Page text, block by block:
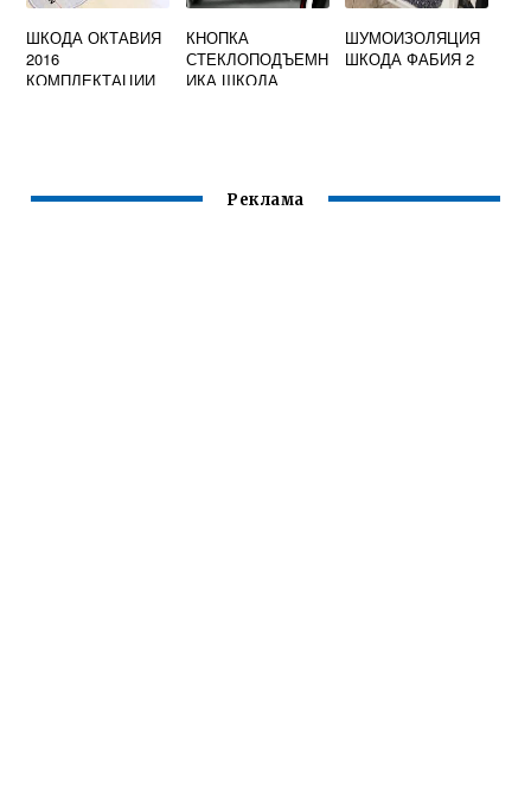
ШКОДА ОКТАВИЯ
2016
КОМПЛЕКТАЦИИ
КНОПКА
СТЕКЛОПОДЪЕМН
ИКА ШКОДА
ШУМОИЗОЛЯЦИЯ
ШКОДА ФАБИЯ 2
Реклама